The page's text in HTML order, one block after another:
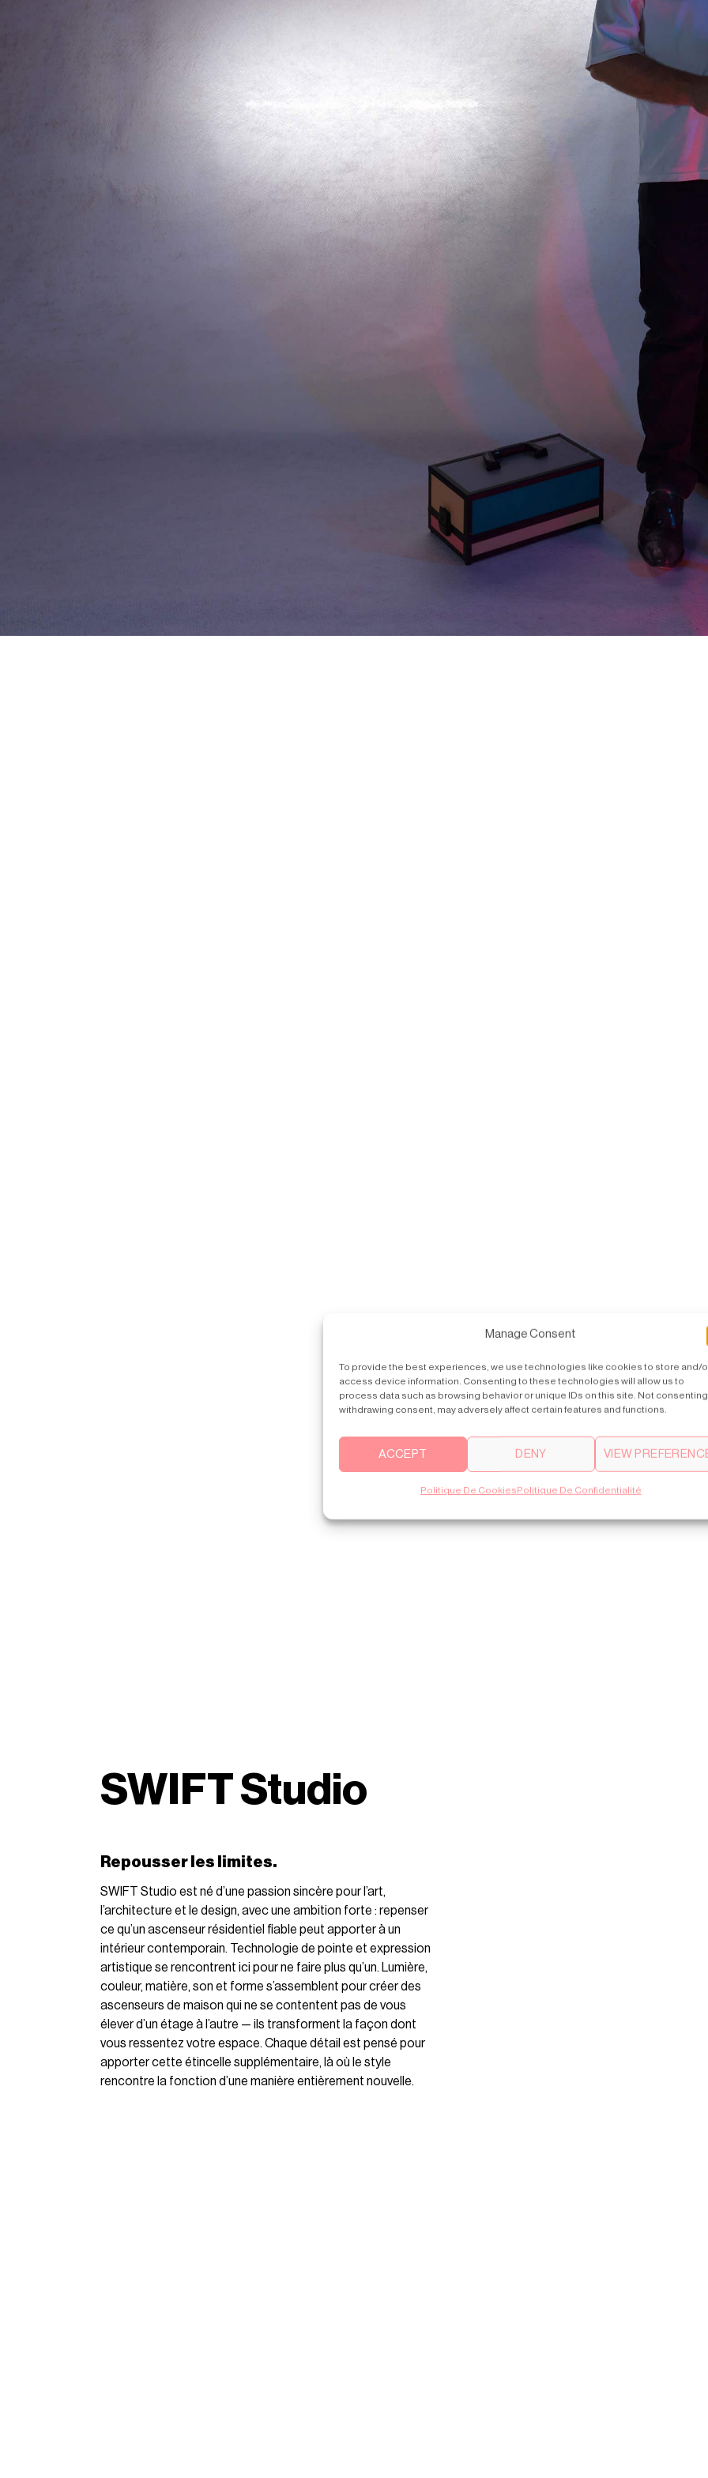
Manage Consent
To provide the best experiences, we use technologies like cookies to store and/
access device information. Consenting to these technologies will allow us to
process data such as browsing behavior or unique IDs on this site. Not
withdrawing consent, may adversely affect certain features and functions.
ACCEPT DENY VIEW
Politique De CookiesPolitique De Confidentialité
SWIFT Studio
Repousser les limites.
SWIFT Studio est né d’une passion sincère pour l’art,
l’architecture et le design, avec une ambition forte : repenser
ce qu’un ascenseur résidentiel fiable peut apporter à un
intérieur contemporain. Technologie de pointe et expression
artistique se rencontrent ici pour ne faire plus qu’un. Lumière,
couleur, matière, son et forme s’assemblent pour créer des
ascenseurs de maison qui ne se contentent pas de vous
élever d’un étage à l’autre — ils transforment la façon dont
vous ressentez votre espace. Chaque détail est pensé pour
apporter cette étincelle supplémentaire, là où le style
rencontre la fonction d’une manière entièrement nouvelle.